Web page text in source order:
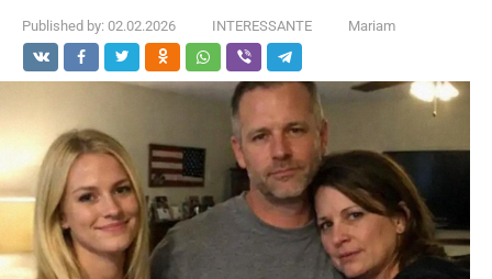
Published by: 02.02.2026 INTERESSANTE Mariam